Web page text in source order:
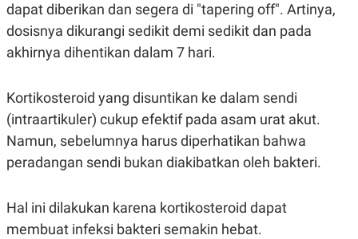
dapat diberikan dan segera di "tapering off". Artinya,
dosisnya dikurangi sedikit demi sedikit dan pada
akhirnya dihentikan dalam 7 hari.
Kortikosteroid yang disuntikan ke dalam sendi
(intraartikuler) cukup efektif pada asam urat akut.
Namun, sebelumnya harus diperhatikan bahwa
peradangan sendi bukan diakibatkan oleh bakteri.
Hal ini dilakukan karena kortikosteroid dapat
membuat infeksi bakteri semakin hebat.